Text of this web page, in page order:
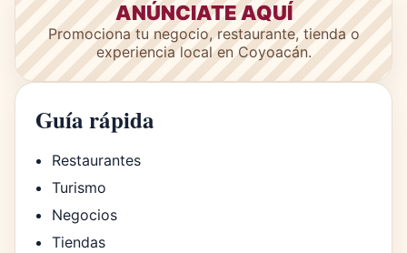
ANÚNCIATE AQUÍ
Promociona tu negocio, restaurante, tienda o
experiencia local en Coyoacán.
Guía rápida
Restaurantes
Turismo
Negocios
Tiendas